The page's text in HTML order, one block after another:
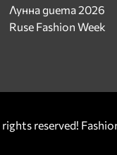
Лунна диета 2026
Ruse Fashion Week
reserved!